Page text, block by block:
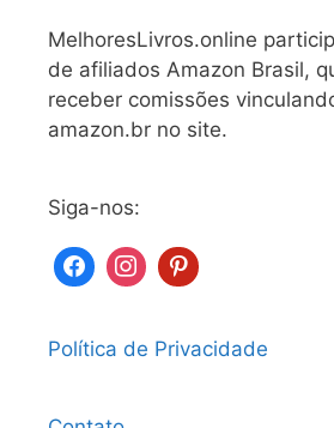
MelhoresLivros.online
de afiliados Amazon Brasil,
receber comissões
amazon.br no site.
Siga-nos:
Política de Privacidade